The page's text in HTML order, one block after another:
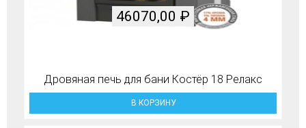
Дровяная печь для бани Костёр 18 Релакс
46070,00 ₽
В КОРЗИНУ